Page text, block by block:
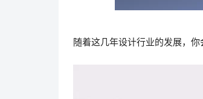
随着这几年设计行业的发展，